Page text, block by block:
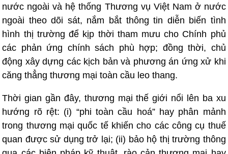
nước ngoài và hệ thống Thương vụ Việt Nam ở nước
ngoài theo dõi sát, nắm bắt thông tin diễn biến tình
hình thị trường để kịp thời tham mưu cho Chính phủ
các phản ứng chính sách phù hợp; đồng thời, chủ
động xây dựng các kịch bản và phương án ứng xử khi
căng thẳng thương mại toàn cầu leo thang.
Thời gian gần đây, thương mại thế giới nổi lên ba xu
hướng rõ rệt: (i) “phi toàn cầu hoá” hay phân mảnh
trong thương mại quốc tế khiến cho các công cụ thuế
quan được sử dụng trở lại; (ii) bảo hộ thị trường thông